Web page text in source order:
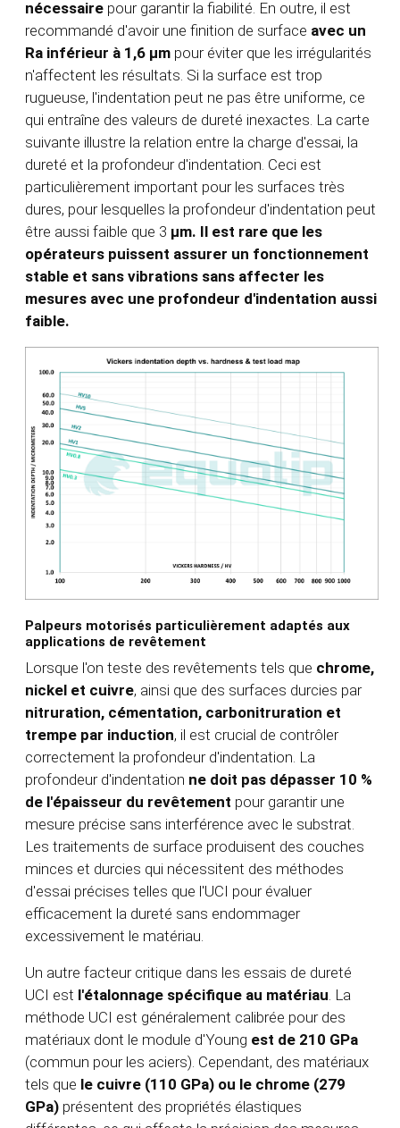
nécessaire pour garantir la fiabilité. En outre, il est
recommandé d'avoir une finition de surface avec un
Ra inférieur à 1,6 µm pour éviter que les irrégularités
n'affectent les résultats. Si la surface est trop
rugueuse, l'indentation peut ne pas être uniforme, ce
qui entraîne des valeurs de dureté inexactes. La carte
suivante illustre la relation entre la charge d'essai, la
dureté et la profondeur d'indentation. Ceci est
particulièrement important pour les surfaces très
dures, pour lesquelles la profondeur d'indentation peut
être aussi faible que 3 µm. Il est rare que les
opérateurs puissent assurer un fonctionnement
stable et sans vibrations sans affecter les
mesures avec une profondeur d'indentation aussi
faible.
Palpeurs motorisés particulièrement adaptés aux
applications de revêtement
Lorsque l'on teste des revêtements tels que chrome,
nickel et cuivre, ainsi que des surfaces durcies par
nitruration, cémentation, carbonitruration et
trempe par induction, il est crucial de contrôler
correctement la profondeur d'indentation. La
profondeur d'indentation ne doit pas dépasser 10 %
de l'épaisseur du revêtement pour garantir une
mesure précise sans interférence avec le substrat.
Les traitements de surface produisent des couches
minces et durcies qui nécessitent des méthodes
d'essai précises telles que l'UCI pour évaluer
efficacement la dureté sans endommager
excessivement le matériau.
Un autre facteur critique dans les essais de dureté
UCI est l'étalonnage spécifique au matériau. La
méthode UCI est généralement calibrée pour des
matériaux dont le module d'Young est de 210 GPa
(commun pour les aciers). Cependant, des matériaux
tels que le cuivre (110 GPa) ou le chrome (279
GPa) présentent des propriétés élastiques